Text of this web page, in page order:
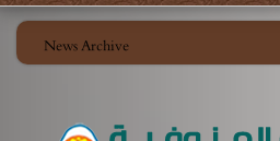
News Archive